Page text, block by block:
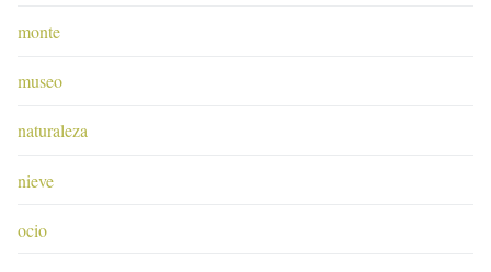
monte
museo
naturaleza
nieve
ocio